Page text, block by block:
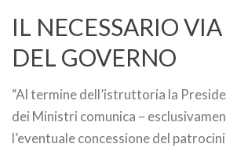
IL NECESSARIO
DEL GOVERNO
“Al termine dell’istruttoria la
dei Ministri comunica –
l’eventuale concessione del